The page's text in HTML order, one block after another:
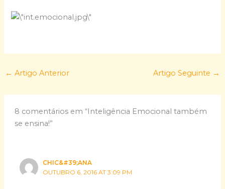
← Artigo Anterior Artigo Seguinte →
8 comentários em “Inteligência Emocional também
se ensina!”
CHIC&#39;ANA
OUTUBRO 6, 2016 AT 3:09 PM